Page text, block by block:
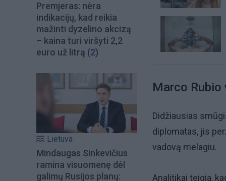
Premjeras: nėra
indikacijų, kad reikia
mažinti dyzelino akcizą
– kaina turi viršyti 2,2
euro už litrą (2)
Lietuva
Mindaugas Sinkevičius
ramina visuomenę dėl
galimų Rusijos planų:
Marco
Didžiausias
diplomatas, jis
vadovą melagiu.
Analitikai teigia,